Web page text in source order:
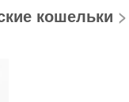
кошельки >